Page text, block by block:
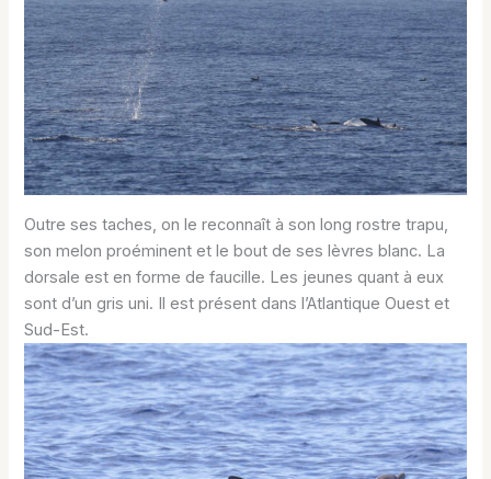
Outre ses taches, on le reconnaît à son long rostre trapu,
son melon proéminent et le bout de ses lèvres blanc. La
dorsale est en forme de faucille. Les jeunes quant à eux
sont d’un gris uni. Il est présent dans l’Atlantique Ouest et
Sud-Est.